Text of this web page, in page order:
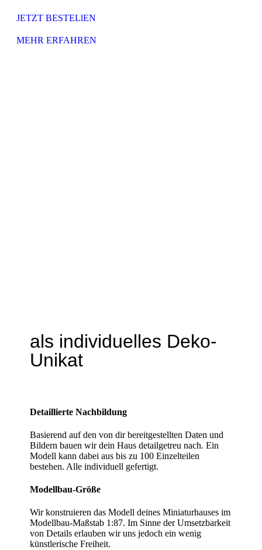
JETZT BESTELlEN
MEHR ERFAHREN
als individuelles Deko-
Unikat
Detaillierte Nachbildung
Basierend auf den von dir bereitgestellten Daten und
Bildern bauen wir dein Haus detailgetreu nach. Ein
Modell kann dabei aus bis zu 100 Einzelteilen
bestehen. Alle individuell gefertigt.
Modellbau-Größe
Wir konstruieren das Modell deines Miniaturhauses im
Modellbau-Maßstab 1:87. Im Sinne der Umsetzbarkeit
von Details erlauben wir uns jedoch ein wenig
künstlerische Freiheit.